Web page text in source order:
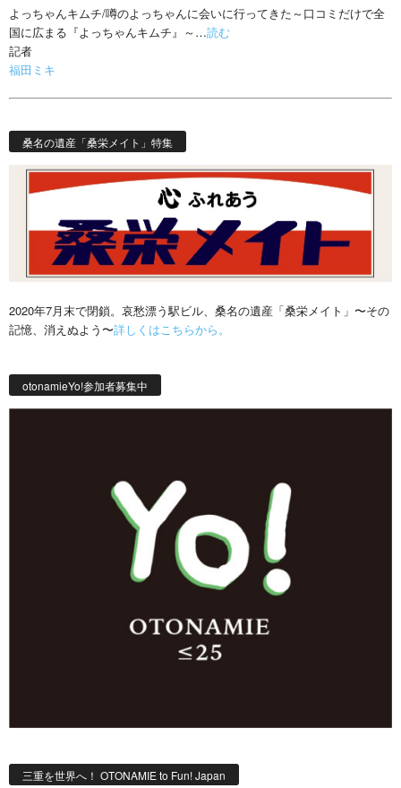
よっちゃんキムチ/噂のよっちゃんに会いに行ってきた～口コミだけで全
国に広まる『よっちゃんキムチ』～…読む
記者
福田ミキ
桑名の遺産「桑栄メイト」特集
2020年7月末で閉鎖。哀愁漂う駅ビル、桑名の遺産「桑栄メイト」〜その
記憶、消えぬよう〜詳しくはこちらから。
otonamieYo!参加者募集中
三重を世界へ！ OTONAMIE to Fun! Japan